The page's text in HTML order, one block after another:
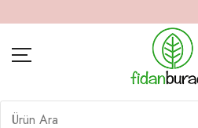
BITKILER